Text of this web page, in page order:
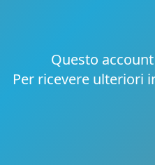
Questo
Per ricevere ulteriori